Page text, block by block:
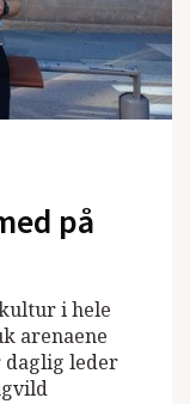
på
i hele
arenaene
daglig leder